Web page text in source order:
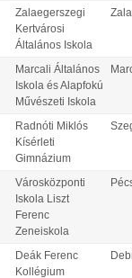
Zalaegerszegi
Kertvárosi
Általános Iskola
Marcali Általános
Iskola és Alapfokú
Művészeti Iskola
Radnóti Miklós
Kísérleti
Gimnázium
Városközponti
Iskola Liszt
Ferenc
Zeneiskola
Deák Ferenc
Kollégium